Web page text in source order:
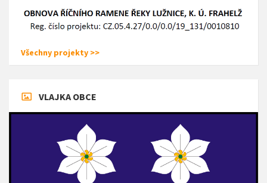
Všechny projekty >>
VLAJKA OBCE